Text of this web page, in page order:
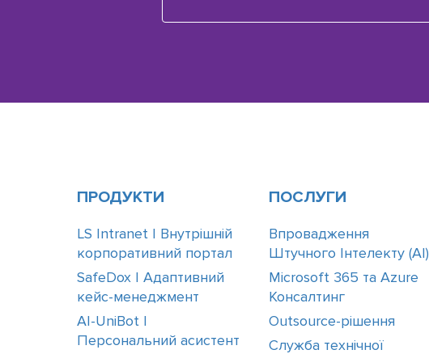
ПРОДУКТИ
LS Intranet | Внутрішній
корпоративний портал
SafeDox | Адаптивний
кейс-менеджмент
AI-UniBot |
Персональний асистент
ПОСЛУГИ
Впровадження
Штучного Інтелекту (АІ)
Microsoft 365 та Azure
Консалтинг
Outsource-рішення
Служба технічної